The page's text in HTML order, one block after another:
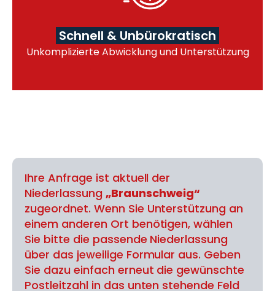
Schnell & Unbürokratisch
Unkomplizierte Abwicklung und Unterstützung
Ihre Anfrage ist aktuell der
Niederlassung „Braunschweig“
zugeordnet. Wenn Sie Unterstützung an
einem anderen Ort benötigen, wählen
Sie bitte die passende Niederlassung
über das jeweilige Formular aus. Geben
Sie dazu einfach erneut die gewünschte
Postleitzahl in das unten stehende Feld